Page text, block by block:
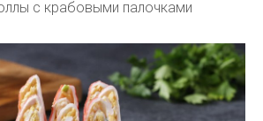
с крабовыми палочками